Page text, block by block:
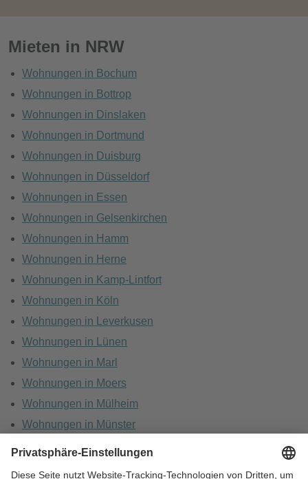
Mieten in NRW
Wohnungen in Bochum
Wohnungen in Bottrop
Wohnungen in Dinslaken
Wohnungen in Dortmund
Wohnungen in Duisburg
Wohnungen in Düsseldorf
Wohnungen in Essen
Wohnungen in Gelsenkirchen
Wohnungen in Hamm
Wohnungen in Herne
Wohnungen in Kamp-Lintfort
Wohnungen in Köln
Wohnungen in Leverkusen
Wohnungen in Lünen
Wohnungen in Marl
Wohnungen in Moers
Wohnungen in Mülheim
Wohnungen in Münster